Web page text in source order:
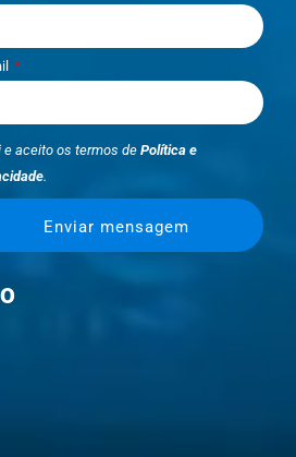
e aceito os termos dePolítica e
.
Enviar mensagem